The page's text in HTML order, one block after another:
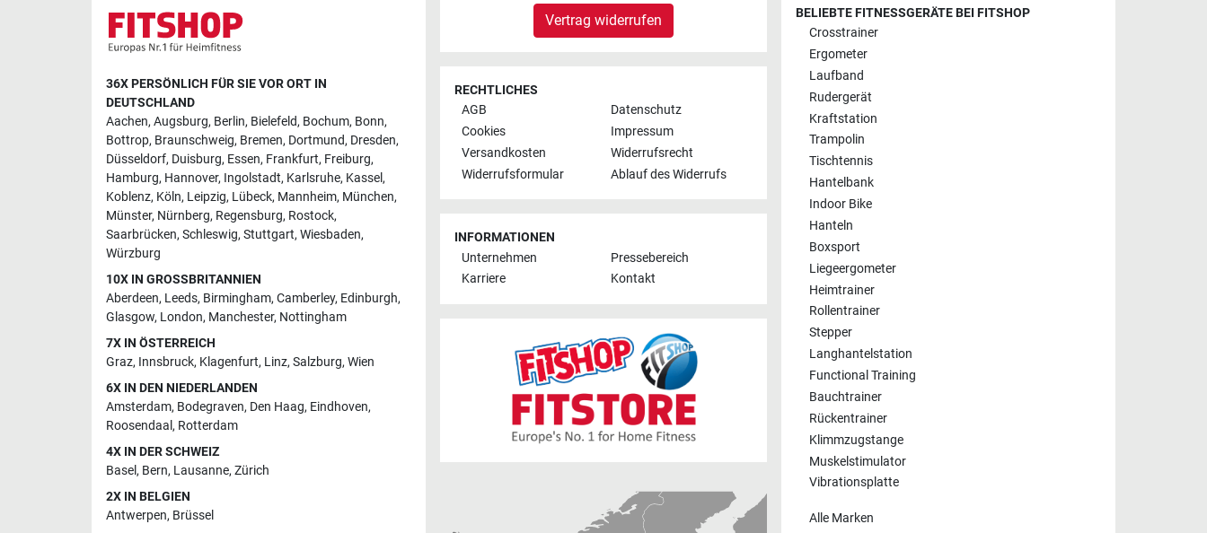
36X PERSÖNLICH FÜR SIE VOR ORT IN
DEUTSCHLAND
Aachen, Augsburg, Berlin, Bielefeld, Bochum, Bonn,
Bottrop, Braunschweig, Bremen, Dortmund, Dresden,
Düsseldorf, Duisburg, Essen, Frankfurt, Freiburg,
Hamburg, Hannover, Ingolstadt, Karlsruhe, Kassel,
Koblenz, Köln, Leipzig, Lübeck, Mannheim, München,
Münster, Nürnberg, Regensburg, Rostock,
Saarbrücken, Schleswig, Stuttgart, Wiesbaden,
Würzburg
10X IN GROSSBRITANNIEN
Aberdeen, Leeds, Birmingham, Camberley, Edinburgh,
Glasgow, London, Manchester, Nottingham
7X IN ÖSTERREICH
Graz, Innsbruck, Klagenfurt, Linz, Salzburg, Wien
6X IN DEN NIEDERLANDEN
Amsterdam, Bodegraven, Den Haag, Eindhoven,
Roosendaal , Rotterdam
4X IN DER SCHWEIZ
Basel, Bern, Lausanne, Zürich
2X IN BELGIEN
Antwerpen, Brüssel
Vertrag widerrufen
RECHTLICHES
AGB
Datenschutz
Cookies
Impressum
Versandkosten
Widerrufsrecht
Widerrufsformular
Ablauf des Widerrufs
INFORMATIONEN
Unternehmen
Pressebereich
Karriere
Kontakt
BELIEBTE FITNESSGERÄTE BEI FITSHOP
Crosstrainer
Ergometer
Laufband
Rudergerät
Kraftstation
Trampolin
Tischtennis
Hantelbank
Indoor Bike
Hanteln
Boxsport
Liegeergometer
Heimtrainer
Rollentrainer
Stepper
Langhantelstation
Functional Training
Bauchtrainer
Rückentrainer
Klimmzugstange
Muskelstimulator
Vibrationsplatte
Alle Marken